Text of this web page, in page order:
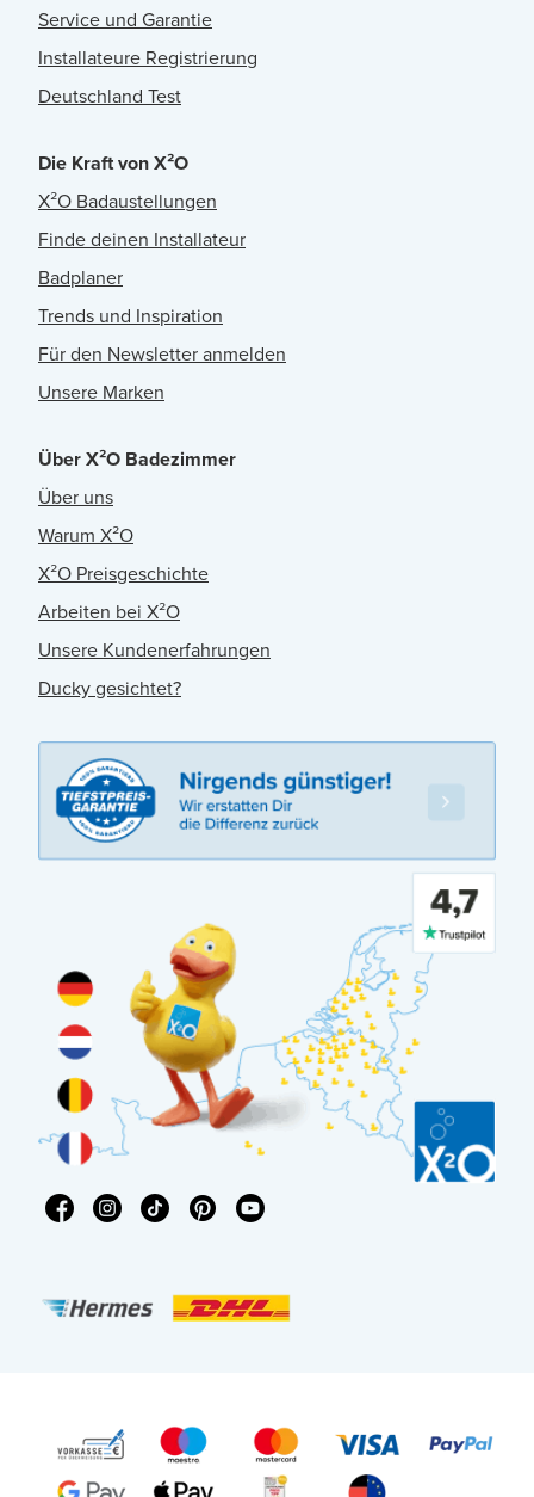
Service und Garantie
Installateure Registrierung
Deutschland Test
Die Kraft von X²O
X²O Badaustellungen
Finde deinen Installateur
Badplaner
Trends und Inspiration
Für den Newsletter anmelden
Unsere Marken
Über X²O Badezimmer
Über uns
Warum X²O
X²O Preisgeschichte
Arbeiten bei X²O
Unsere Kundenerfahrungen
Ducky gesichtet?